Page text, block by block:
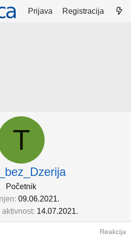
Prijava Registracija
T
Početnik
09.06.2021.
aktivnost 14.07.2021.
Reakcija